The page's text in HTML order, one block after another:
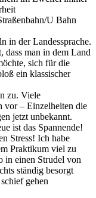
U Bahn
in der Landessprache.
dass man in dem Land
sich für die
ein klassischer
zu. Viele
vor – Einzelheiten die
jetzt unbekannt.
ist das Spannende!
Stress! Ich habe
Praktikum viel zu
in einen Strudel von
ständig besorgt
gehen